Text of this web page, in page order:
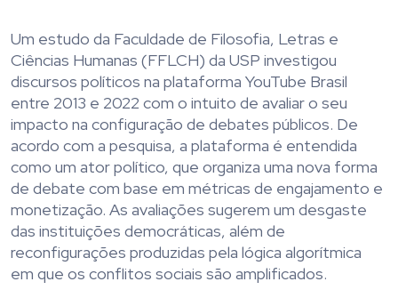
Um estudo da Faculdade de Filosofia, Letras e
Ciências Humanas (FFLCH) da USP investigou
discursos políticos na plataforma YouTube Brasil
entre 2013 e 2022 com o intuito de avaliar o seu
impacto na configuração de debates públicos. De
acordo com a pesquisa, a plataforma é entendida
como um ator político, que organiza uma nova forma
de debate com base em métricas de engajamento e
monetização. As avaliações sugerem um desgaste
das instituições democráticas, além de
reconfigurações produzidas pela lógica algorítmica
em que os conflitos sociais são amplificados.